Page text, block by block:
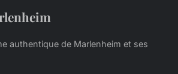
authentique de Marlenheim et ses